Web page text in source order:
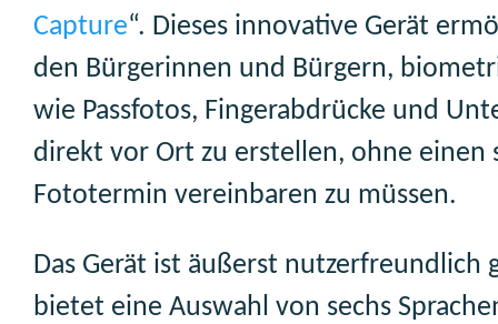
Capture“. Dieses innovative Gerät
den Bürgerinnen und Bürgern,
wie Passfotos, Fingerabdrücke und
direkt vor Ort zu erstellen, ohne einen
Fototermin vereinbaren zu müssen.
Das Gerät ist äußerst nutzerfreundlich
bietet eine Auswahl von sechs